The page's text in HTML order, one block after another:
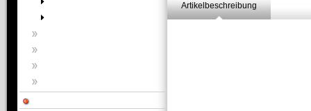
Artikelbeschreibung